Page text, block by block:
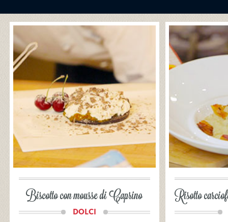
Biscotto con mousse di Caprino
DOLCI
Risotto